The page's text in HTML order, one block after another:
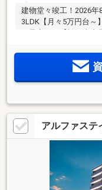
建物堂々竣工！2026年
3LDK【月々5万円台～
アルファス